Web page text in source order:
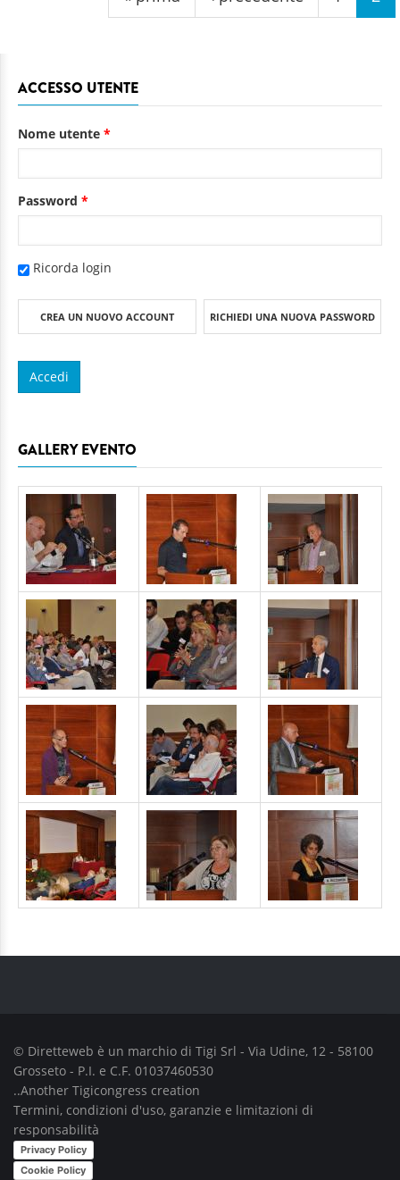
ACCESSO UTENTE
Nome utente *
Password *
Ricorda login
CREA UN NUOVO ACCOUNT RICHIEDI UNA NUOVA PASSWORD
GALLERY EVENTO
© Diretteweb è un marchio di Tigi Srl - Via Udine, 12 - 58100
Grosseto - P.I. e C.F. 01037460530
..Another Tigicongress creation
Termini, condizioni d'uso, garanzie e limitazioni di
responsabilità
Privacy Policy
Cookie Policy